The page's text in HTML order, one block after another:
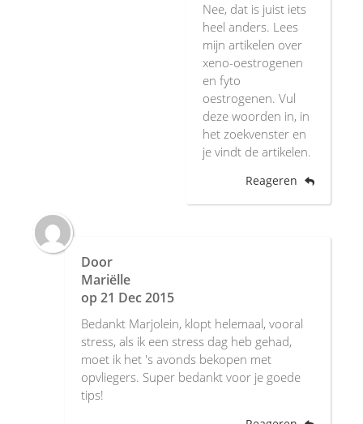
Nee, dat is juist iets
heel anders. Lees
mijn artikelen over
xeno-oestrogenen
en fyto
oestrogenen. Vul
deze woorden in, in
het zoekvenster en
je vindt de artikelen.
Reageren
Door
Mariëlle
op 21 Dec 2015
Bedankt Marjolein, klopt helemaal, vooral
stress, als ik een stress dag heb gehad,
moet ik het 's avonds bekopen met
opvliegers. Super bedankt voor je goede
tips!